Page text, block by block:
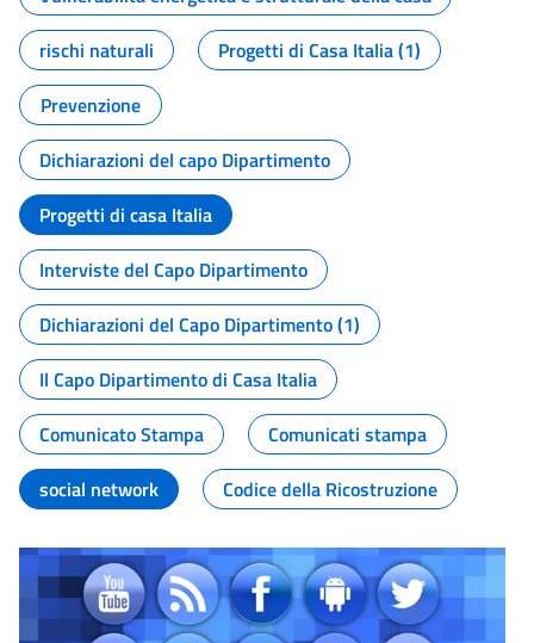
rischi naturali
Progetti di Casa Italia (1)
Prevenzione
Dichiarazioni del capo Dipartimento
Progetti di casa Italia
Interviste del Capo Dipartimento
Dichiarazioni del Capo Dipartimento (1)
Il Capo Dipartimento di Casa Italia
Comunicato Stampa
Comunicati stampa
social network
Codice della Ricostruzione